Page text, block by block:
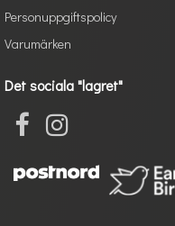
Personuppgiftspolicy
Varumärken
Det sociala "lagret"